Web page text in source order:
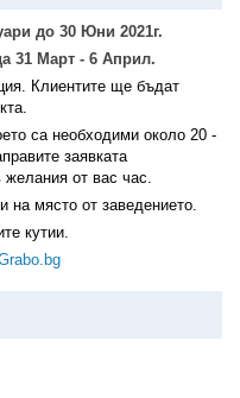
до 30 Юни 2021г.
31 Март - 6 Април.
Клиентите ще бъдат
са необходими около 20 -
заявката
желания от вас час.
място от заведението.
кутии.